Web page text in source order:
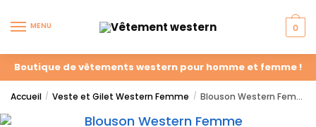
MENU 0
Boutique de vêtements western pour homme et femme !
Accueil / Veste et Gilet Western Femme / Blouson Western Femme